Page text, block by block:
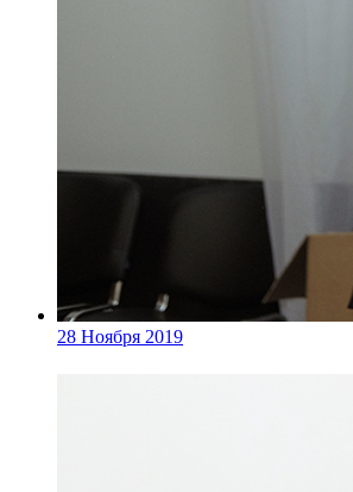
28 Ноября 2019